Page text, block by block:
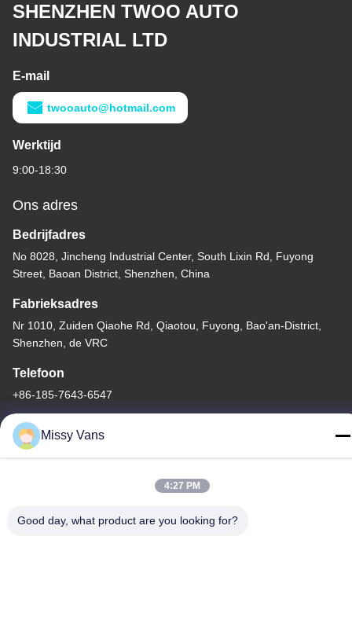
SHENZHEN TWOO AUTO
INDUSTRIAL LTD
E-mail
twooauto@hotmail.com
Werktijd
9:00-18:30
Ons adres
Bedrijfadres
No 8028, Jincheng Industrial Center, South Lixin Rd, Fuyong
Street, Baoan District, Shenzhen, China
Fabrieksadres
Nr 1010, Zuiden Qiaohe Rd, Qiaotou, Fuyong, Bao'an-District,
Shenzhen, de VRC
Telefoon
+86-185-7643-6547
China Goede kwaliteit Japanse Motoronderdelen Auteursrecht ©
voorbehouden.
Missy Vans
4:27 PM
Good day, what product are you looking for?